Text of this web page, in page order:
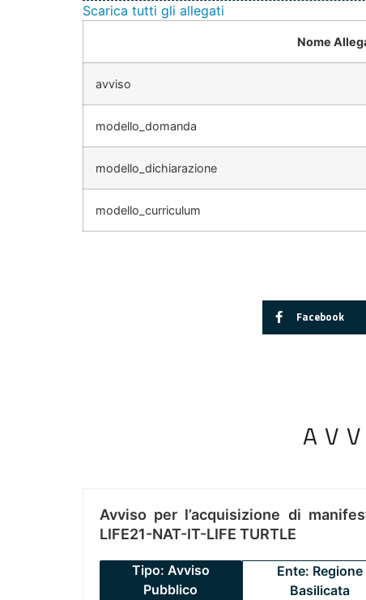
Scarica tutti gli allegati
Nome
avviso
modello_domanda
modello_dichiarazione
modello_curriculum
Facebook
Avviso per l’acquisizione di
LIFE21-NAT-IT-LIFE TURTLE
Tipo: Avviso
Pubblico
Ente: Regione
Basilicata